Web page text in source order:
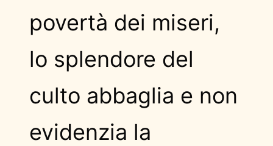
povertà dei miseri,
lo splendore del
culto abbaglia e non
evidenzia la